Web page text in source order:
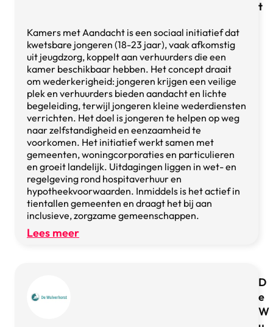
t
Kamers met Aandacht is een sociaal initiatief dat
kwetsbare jongeren (18-23 jaar), vaak afkomstig
uit jeugdzorg, koppelt aan verhuurders die een
kamer beschikbaar hebben. Het concept draait
om wederkerigheid: jongeren krijgen een veilige
plek en verhuurders bieden aandacht en lichte
begeleiding, terwijl jongeren kleine wederdiensten
verrichten. Het doel is jongeren te helpen op weg
naar zelfstandigheid en eenzaamheid te
voorkomen. Het initiatief werkt samen met
gemeenten, woningcorporaties en particulieren
en groeit landelijk. Uitdagingen liggen in wet- en
regelgeving rond hospitaverhuur en
hypotheekvoorwaarden. Inmiddels is het actief in
tientallen gemeenten en draagt het bij aan
inclusieve, zorgzame gemeenschappen.
Lees meer
D
e
W